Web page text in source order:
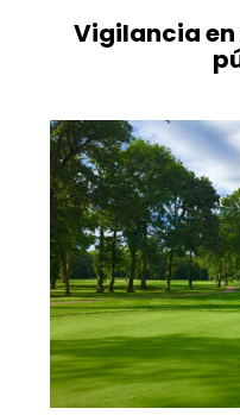
Vigilancia